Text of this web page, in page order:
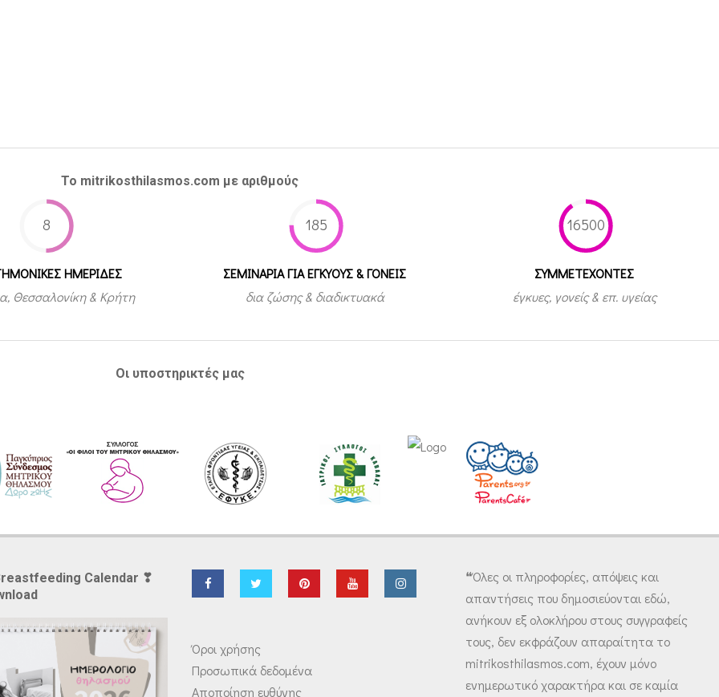
Το mitrikosthilasmos.com με αριθμούς
8
ΗΜΕΡΙΔΕΣ
Θεσσαλονίκη & Κρήτη
185
ΣΕΜΙΝΑΡΙΑ ΓΙΑ ΕΓΚΥΟΥΣ & ΓΟΝΕΙΣ
δια ζώσης & διαδικτυακά
16500
ΣΥΜΜΕΤEΧΟΝΤΕΣ
έγκυες, γονείς & επ. υγείας
Οι υποστηρικτές μας
Calendar ❣
Όροι χρήσης
Προσωπικά δεδομένα
Αποποίηση ευθύνης
❝Όλες οι πληροφορίες, απόψεις και
απαντήσεις που δημοσιεύονται εδώ,
ανήκουν εξ ολοκλήρου στους συγγραφείς
τους, δεν εκφράζουν απαραίτητα το
mitrikosthilasmos.com, έχουν μόνο
ενημερωτικό χαρακτήρα και σε καμία